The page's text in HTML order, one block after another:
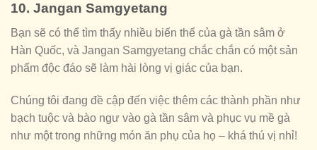
10. Jangan Samgyetang
Bạn sẽ có thể tìm thấy nhiều biến thể của gà tần sâm ở
Hàn Quốc, và Jangan Samgyetang chắc chắn có một sản
phẩm độc đáo sẽ làm hài lòng vị giác của bạn.
Chúng tôi đang đề cập đến việc thêm các thành phần như
bạch tuộc và bào ngư vào gà tần sâm và phục vụ mề gà
như một trong những món ăn phụ của họ – khá thú vị nhỉ!